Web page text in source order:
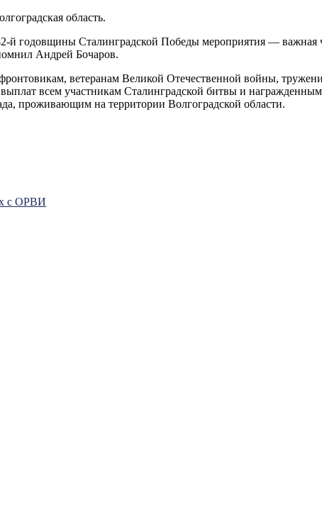
область.
годовщины Сталинградской Победы мероприятия — важная
Андрей Бочаров.
ветеранам Великой Отечественной войны,
всем участникам Сталинградской битвы и
проживающим на территории Волгоградской области.
с ОРВИ